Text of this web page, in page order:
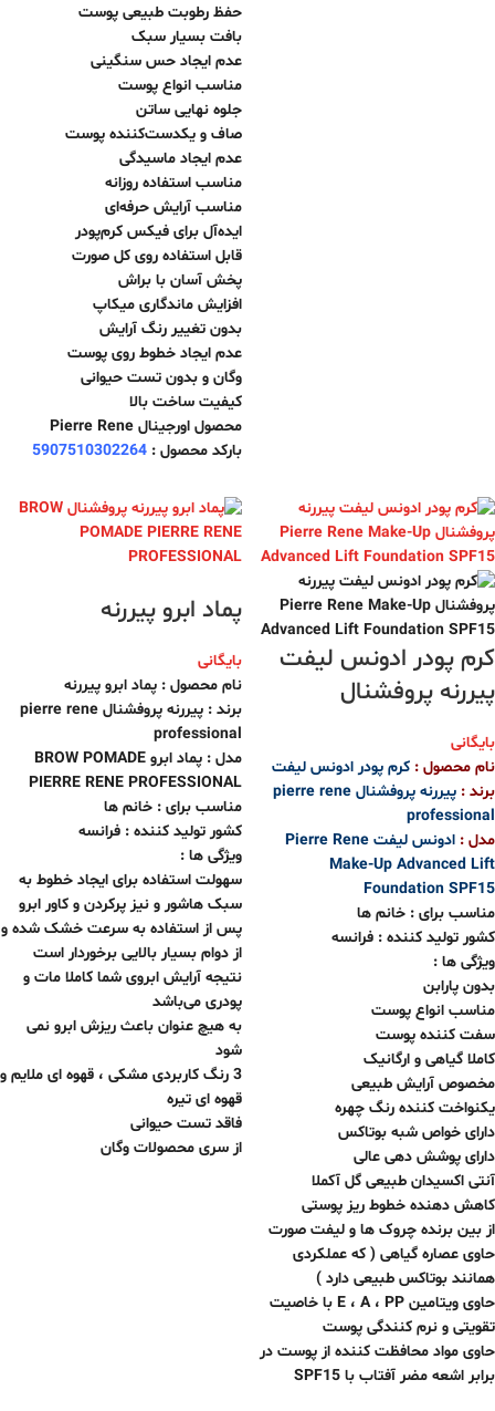
حفظ رطوبت طبیعی پوست
بافت بسیار سبک
عدم ایجاد حس سنگینی
مناسب انواع پوست
جلوه نهایی ساتن
صاف و یکدست‌کننده پوست
عدم ایجاد ماسیدگی
مناسب استفاده روزانه
مناسب آرایش حرفه‌ای
ایده‌آل برای فیکس کرم‌پودر
قابل استفاده روی کل صورت
پخش آسان با براش
افزایش ماندگاری میکاپ
بدون تغییر رنگ آرایش
عدم ایجاد خطوط روی پوست
وگان و بدون تست حیوانی
کیفیت ساخت بالا
محصول اورجینال Pierre Rene
بارکد محصول : 5907510302264
کرم پودر ادونس لیفت
پیررنه پروفشنال
بایگانی
نام محصول : کرم پودر ادونس لیفت
برند :
پیررنه پروفشنال pierre rene
professional
مدل :
ادونس لیفت Pierre Rene
Make-Up Advanced Lift
Foundation SPF15
مناسب برای : خانم ها
کشور تولید کننده : فرانسه
ویژگی ها :
بدون پارابن
مناسب انواع پوست
سفت کننده پوست
کاملا گیاهی و ارگانیک
مخصوص آرایش طبیعی
یکنواخت کننده رنگ چهره
دارای خواص شبه بوتاکس
دارای پوشش دهی عالی
آنتی اکسیدان طبیعی گل آکملا
کاهش دهنده خطوط ریز پوستی
از بین برنده چروک ها و لیفت صورت
حاوی عصاره گیاهی ( که عملکردی
همانند بوتاکس طبیعی دارد )
حاوی ویتامین E ، A ، PP با خاصیت
تقویتی و نرم کنندگی پوست
حاوی مواد محافظت کننده از پوست در
برابر اشعه مضر آفتاب با SPF15
پماد ابرو پیررنه
بایگانی
نام محصول : پماد ابرو پیررنه
برند : پیررنه پروفشنال pierre rene
professional
مدل : پماد ابرو BROW POMADE
PIERRE RENE PROFESSIONAL
مناسب برای : خانم ها
کشور تولید کننده : فرانسه
ویژگی ها :
سهولت استفاده برای ایجاد خطوط به
سبک هاشور و نیز پرکردن و کاور ابرو
پس از استفاده به سرعت خشک شده و
از دوام بسیار بالایی برخوردار است
نتیجه آرایش ابروی شما کاملا مات و
پودری می‌باشد
به هیچ عنوان باعث ریزش ابرو نمی
شود
3 رنگ کاربردی مشکی ، قهوه ای ملایم و
قهوه ای تیره
فاقد تست حیوانی
از سری محصولات وگان